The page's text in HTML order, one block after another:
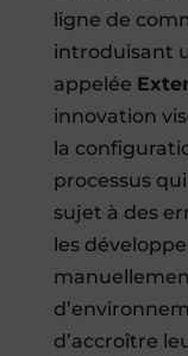
ligne de
introduisant
appelée
innovation
la
processus
sujet à des
les
d’accroître